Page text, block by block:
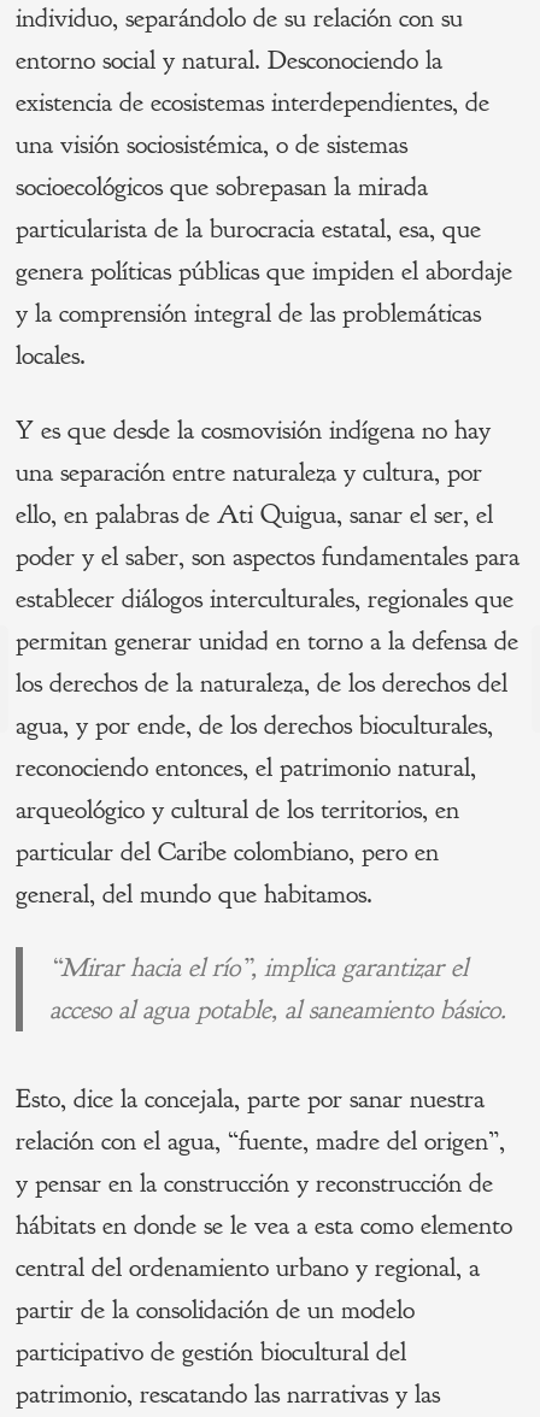
individuo, separándolo de su relación con su
entorno social y natural. Desconociendo la
existencia de ecosistemas interdependientes, de
una visión sociosistémica, o de sistemas
socioecológicos que sobrepasan la mirada
particularista de la burocracia estatal, esa, que
genera políticas públicas que impiden el abordaje
y la comprensión integral de las problemáticas
locales.
Y es que desde la cosmovisión indígena no hay
una separación entre naturaleza y cultura, por
ello, en palabras de Ati Quigua, sanar el ser, el
poder y el saber, son aspectos fundamentales para
establecer diálogos interculturales, regionales que
permitan generar unidad en torno a la defensa de
los derechos de la naturaleza, de los derechos del
agua, y por ende, de los derechos bioculturales,
reconociendo entonces, el patrimonio natural,
arqueológico y cultural de los territorios, en
particular del Caribe colombiano, pero en
general, del mundo que habitamos.
“Mirar hacia el río”, implica garantizar el
acceso al agua potable, al saneamiento básico.
Esto, dice la concejala, parte por sanar nuestra
relación con el agua, “fuente, madre del origen”,
y pensar en la construcción y reconstrucción de
hábitats en donde se le vea a esta como elemento
central del ordenamiento urbano y regional, a
partir de la consolidación de un modelo
participativo de gestión biocultural del
patrimonio, rescatando las narrativas y las
Navegación
de
entradas